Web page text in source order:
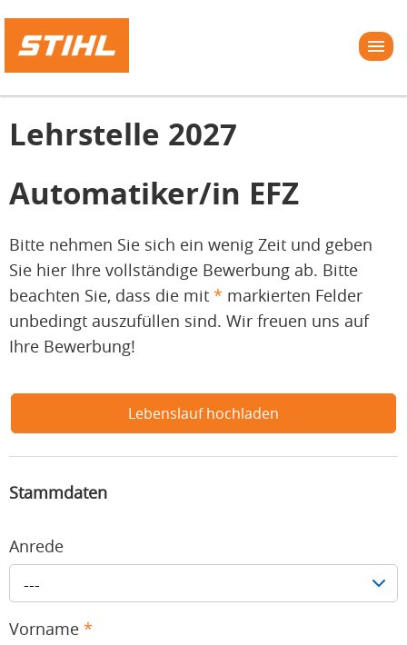
Lehrstelle 2027
Automatiker/in EFZ
Bitte nehmen Sie sich ein wenig Zeit und geben
Sie hier Ihre vollständige Bewerbung ab. Bitte
beachten Sie, dass die mit * markierten Felder
unbedingt auszufüllen sind. Wir freuen uns auf
Ihre Bewerbung!
Lebenslauf hochladen
Stammdaten
Anrede
---
Vorname *